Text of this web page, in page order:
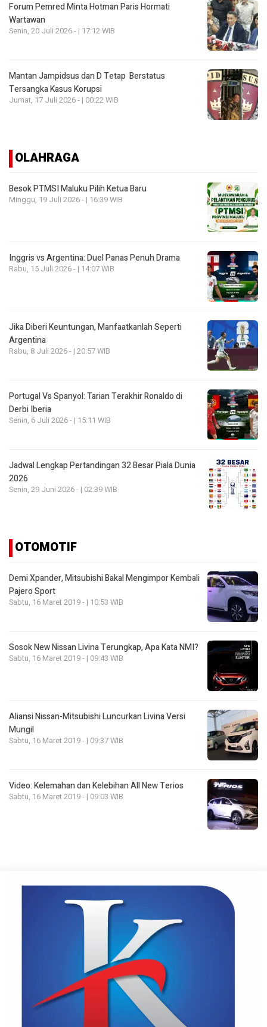
Forum Pemred Minta Hotman Paris Hormati
Wartawan
Senin, 20 Juli 2026 - | 17:12 WIB
Mantan Jampidsus dan D Tetap Berstatus
Tersangka Kasus Korupsi
Jumat, 17 Juli 2026 - | 00:22 WIB
OLAHRAGA
Besok PTMSI Maluku Pilih Ketua Baru
Minggu, 19 Juli 2026 - | 16:39 WIB
Inggris vs Argentina: Duel Panas Penuh Drama
Rabu, 15 Juli 2026 - | 14:07 WIB
Jika Diberi Keuntungan, Manfaatkanlah Seperti
Argentina
Rabu, 8 Juli 2026 - | 20:57 WIB
Portugal Vs Spanyol: Tarian Terakhir Ronaldo di
Derbi Iberia
Senin, 6 Juli 2026 - | 15:11 WIB
Jadwal Lengkap Pertandingan 32 Besar Piala Dunia
2026
Senin, 29 Juni 2026 - | 02:39 WIB
OTOMOTIF
Demi Xpander, Mitsubishi Bakal Mengimpor Kembali
Pajero Sport
Sabtu, 16 Maret 2019 - | 10:53 WIB
Sosok New Nissan Livina Terungkap, Apa Kata NMI?
Sabtu, 16 Maret 2019 - | 09:43 WIB
Aliansi Nissan-Mitsubishi Luncurkan Livina Versi
Mungil
Sabtu, 16 Maret 2019 - | 09:37 WIB
Video: Kelemahan dan Kelebihan All New Terios
Sabtu, 16 Maret 2019 - | 09:03 WIB